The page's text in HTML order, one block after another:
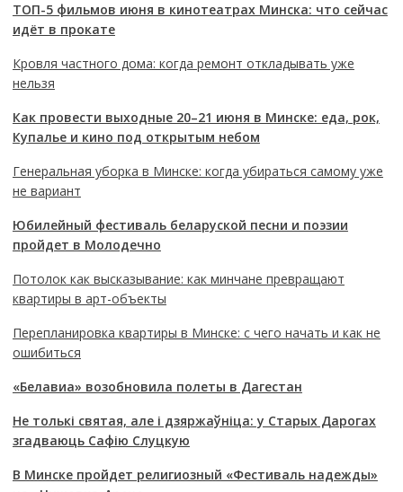
ТОП-5 фильмов июня в кинотеатрах Минска: что сейчас
идёт в прокате
Кровля частного дома: когда ремонт откладывать уже
нельзя
Как провести выходные 20–21 июня в Минске: еда, рок,
Купалье и кино под открытым небом
Генеральная уборка в Минске: когда убираться самому уже
не вариант
Юбилейный фестиваль беларуской песни и поэзии
пройдет в Молодечно
Потолок как высказывание: как минчане превращают
квартиры в арт-объекты
Перепланировка квартиры в Минске: с чего начать и как не
ошибиться
«Белавиа» возобновила полеты в Дагестан
Не толькі святая, але і дзяржаўніца: у Старых Дарогах
згадваюць Сафію Слуцкую
В Минске пройдет религиозный «Фестиваль надежды»